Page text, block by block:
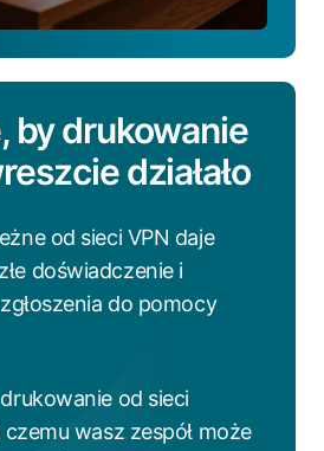
by drukowanie
działało
od sieci VPN daje
doświadczenie i
do pomocy
od sieci
wasz zespół może